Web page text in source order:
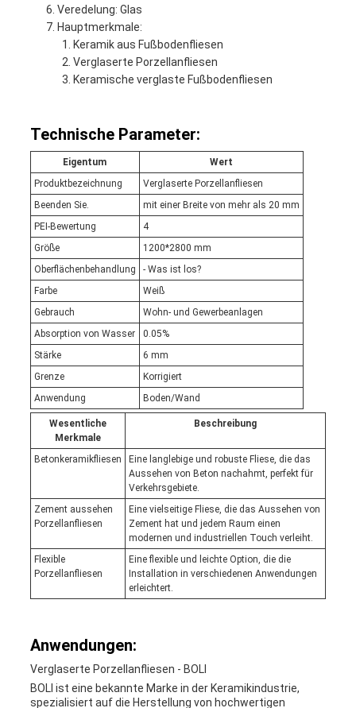
Veredelung: Glas
Hauptmerkmale:
Keramik aus Fußbodenfliesen
Verglaserte Porzellanfliesen
Keramische verglaste Fußbodenfliesen
Technische Parameter:
Eigentum
Wert
Produktbezeichnung
Verglaserte Porzellanfliesen
Beenden Sie.
mit einer Breite von mehr als 20 mm
PEI-Bewertung
4
Größe
1200*2800 mm
Oberflächenbehandlung
- Was ist los?
Farbe
Weiß
Gebrauch
Wohn- und Gewerbeanlagen
Absorption von Wasser
0.05%
Stärke
6 mm
Grenze
Korrigiert
Anwendung
Boden/Wand
Wesentliche
Merkmale
Beschreibung
Betonkeramikfliesen
Eine langlebige und robuste Fliese, die das
Aussehen von Beton nachahmt, perfekt für
Verkehrsgebiete.
Zement aussehen
Porzellanfliesen
Eine vielseitige Fliese, die das Aussehen von
Zement hat und jedem Raum einen
modernen und industriellen Touch verleiht.
Flexible
Porzellanfliesen
Eine flexible und leichte Option, die die
Installation in verschiedenen Anwendungen
erleichtert.
Anwendungen:
Verglaserte Porzellanfliesen - BOLI
BOLI ist eine bekannte Marke in der Keramikindustrie,
spezialisiert auf die Herstellung von hochwertigen